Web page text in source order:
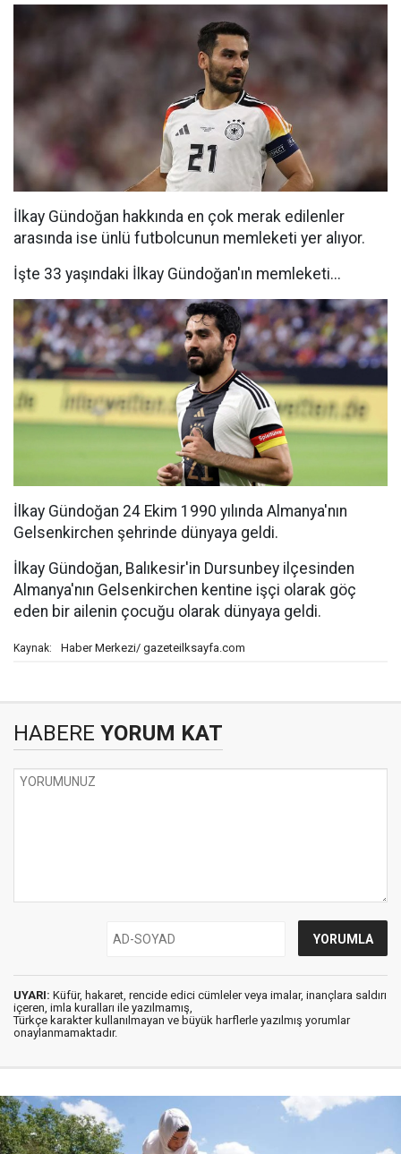
İlkay Gündoğan hakkında en çok merak edilenler
arasında ise ünlü futbolcunun memleketi yer alıyor.
İşte 33 yaşındaki İlkay Gündoğan'ın memleketi...
İlkay Gündoğan 24 Ekim 1990 yılında Almanya'nın
Gelsenkirchen şehrinde dünyaya geldi.
İlkay Gündoğan, Balıkesir'in Dursunbey ilçesinden
Almanya'nın Gelsenkirchen kentine işçi olarak göç
eden bir ailenin çocuğu olarak dünyaya geldi.
Kaynak: Haber Merkezi/ gazeteilksayfa.com
HABERE YORUM KAT
UYARI: Küfür, hakaret, rencide edici cümleler veya imalar, inançlara saldırı
içeren, imla kuralları ile yazılmamış,
Türkçe karakter kullanılmayan ve büyük harflerle yazılmış yorumlar
onaylanmamaktadır.